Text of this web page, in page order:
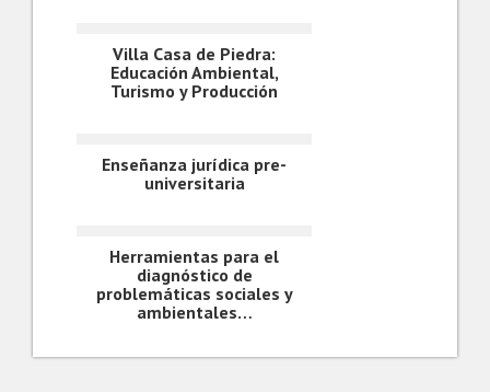
Villa Casa de Piedra:
Educación Ambiental,
Turismo y Producción
Enseñanza jurídica pre-
universitaria
Herramientas para el
diagnóstico de
problemáticas sociales y
ambientales…